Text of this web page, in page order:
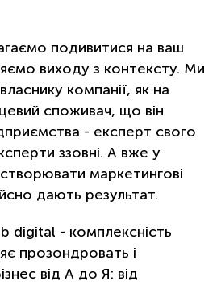
подивитися на ваш
виходу з контексту. Ми
компанії, як на
споживач, що він
- експерт свого
ззовні. А вже у
маркетингові
дають результат.
digital - комплексність
прозондровать і
від А до Я: від